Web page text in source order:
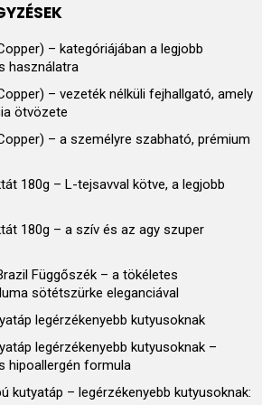
– kategóriájában a legjobb
használatra
– vezeték nélküli fejhallgató, amely
ötvözete
– a személyre szabható, prémium
180g – L-tejsavval kötve, a legjobb
180g – a szív és az agy szuper
Függőszék – a tökéletes
sötétszürke eleganciával
legérzékenyebb kutyusoknak
legérzékenyebb kutyusoknak –
hipoallergén formula
kutyatáp – legérzékenyebb kutyusoknak: